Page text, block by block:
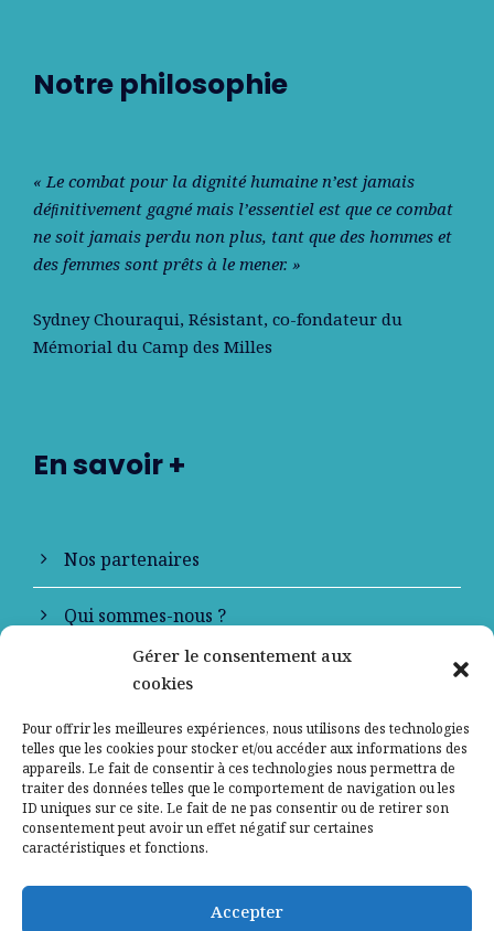
Gérer le consentement aux
cookies
Pour offrir les meilleures expériences, nous utilisons des technologies
telles que les cookies pour stocker et/ou accéder aux informations des
appareils. Le fait de consentir à ces technologies nous permettra de
traiter des données telles que le comportement de navigation ou les
ID uniques sur ce site. Le fait de ne pas consentir ou de retirer son
consentement peut avoir un effet négatif sur certaines
caractéristiques et fonctions.
Accepter
Notre philosophie
« Le combat pour la dignité humaine n’est jamais
déﬁnitivement gagné mais l’essentiel est que ce combat
ne soit jamais perdu non plus, tant que des hommes et
des femmes sont prêts à le mener. »
Sydney Chouraqui, Résistant, co-fondateur du
Mémorial du Camp des Milles
En savoir +
Nos partenaires
Qui sommes-nous ?
Contactez-nous
Mentions légales
Politique de confidentialité